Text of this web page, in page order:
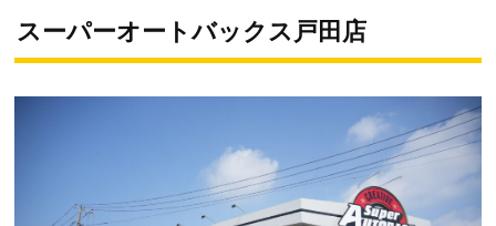
スーパーオートバックス戸田店